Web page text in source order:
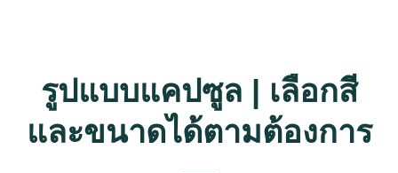
รูปแบบแคปซูล | เลือกสี
และขนาดได้ตามต้องการ